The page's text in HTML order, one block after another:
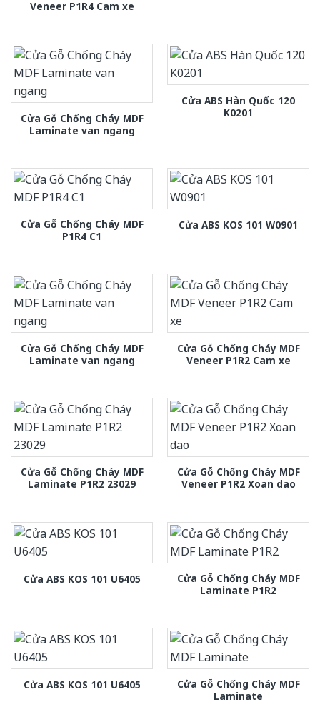
Veneer P1R4 Cam xe
Cửa Gỗ Chống Cháy MDF
Laminate van ngang
Cửa ABS Hàn Quốc 120
K0201
Cửa Gỗ Chống Cháy MDF
P1R4 C1
Cửa ABS KOS 101 W0901
Cửa Gỗ Chống Cháy MDF
Laminate van ngang
Cửa Gỗ Chống Cháy MDF
Veneer P1R2 Cam xe
Cửa Gỗ Chống Cháy MDF
Laminate P1R2 23029
Cửa Gỗ Chống Cháy MDF
Veneer P1R2 Xoan dao
Cửa ABS KOS 101 U6405
Cửa Gỗ Chống Cháy MDF
Laminate P1R2
Cửa ABS KOS 101 U6405
Cửa Gỗ Chống Cháy MDF
Laminate